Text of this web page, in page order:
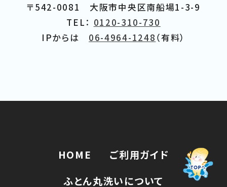
〒542-0081 大阪市中央区南船場1-3-9
TEL： 0120-310-730
IPからは 06-4964-1248 （有料）
HOME
ご利用ガイド
ふとん丸洗いについて